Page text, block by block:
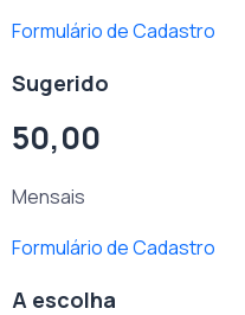
Formulário de Cadastro
Sugerido
50,00
Mensais
Formulário de Cadastro
A escolha